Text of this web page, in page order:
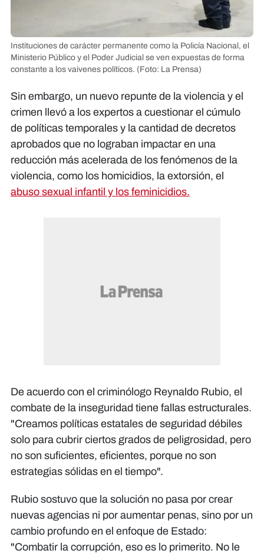
Instituciones de carácter permanente como la Policía Nacional, el
Ministerio Público y el Poder Judicial se ven expuestas de forma
constante a los vaivenes políticos. (Foto: La Prensa)
Sin embargo, un nuevo repunte de la violencia y el
crimen llevó a los expertos a cuestionar el cúmulo
de políticas temporales y la cantidad de decretos
aprobados que no lograban impactar en una
reducción más acelerada de los fenómenos de la
violencia, como los homicidios, la extorsión, el
abuso sexual infantil y los feminicidios.
De acuerdo con el criminólogo Reynaldo Rubio, el
combate de la inseguridad tiene fallas estructurales.
"Creamos políticas estatales de seguridad débiles
solo para cubrir ciertos grados de peligrosidad, pero
no son suficientes, eficientes, porque no son
estrategias sólidas en el tiempo".
Rubio sostuvo que la solución no pasa por crear
nuevas agencias ni por aumentar penas, sino por un
cambio profundo en el enfoque de Estado:
"Combatir la corrupción, eso es lo primerito. No le